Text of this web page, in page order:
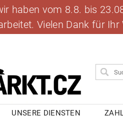
haben vom 8.8. bis
Vielen Dank für
UNSERE DIENSTEN